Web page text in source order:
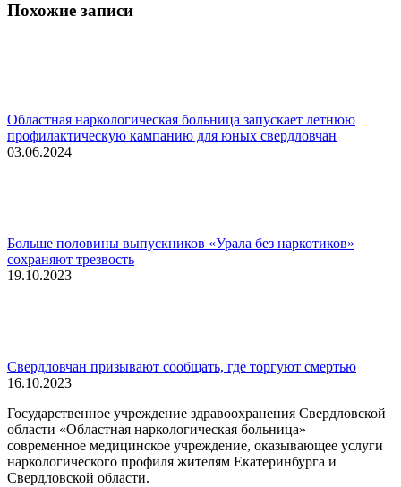
Похожие записи
Областная наркологическая больница запускает летнюю
профилактическую кампанию для юных свердловчан
03.06.2024
Больше половины выпускников «Урала без наркотиков»
сохраняют трезвость
19.10.2023
Свердловчан призывают сообщать, где торгуют смертью
16.10.2023
Государственное учреждение здравоохранения Свердловской
области «Областная наркологическая больница» —
современное медицинское учреждение, оказывающее услуги
наркологического профиля жителям Екатеринбурга и
Свердловской области.